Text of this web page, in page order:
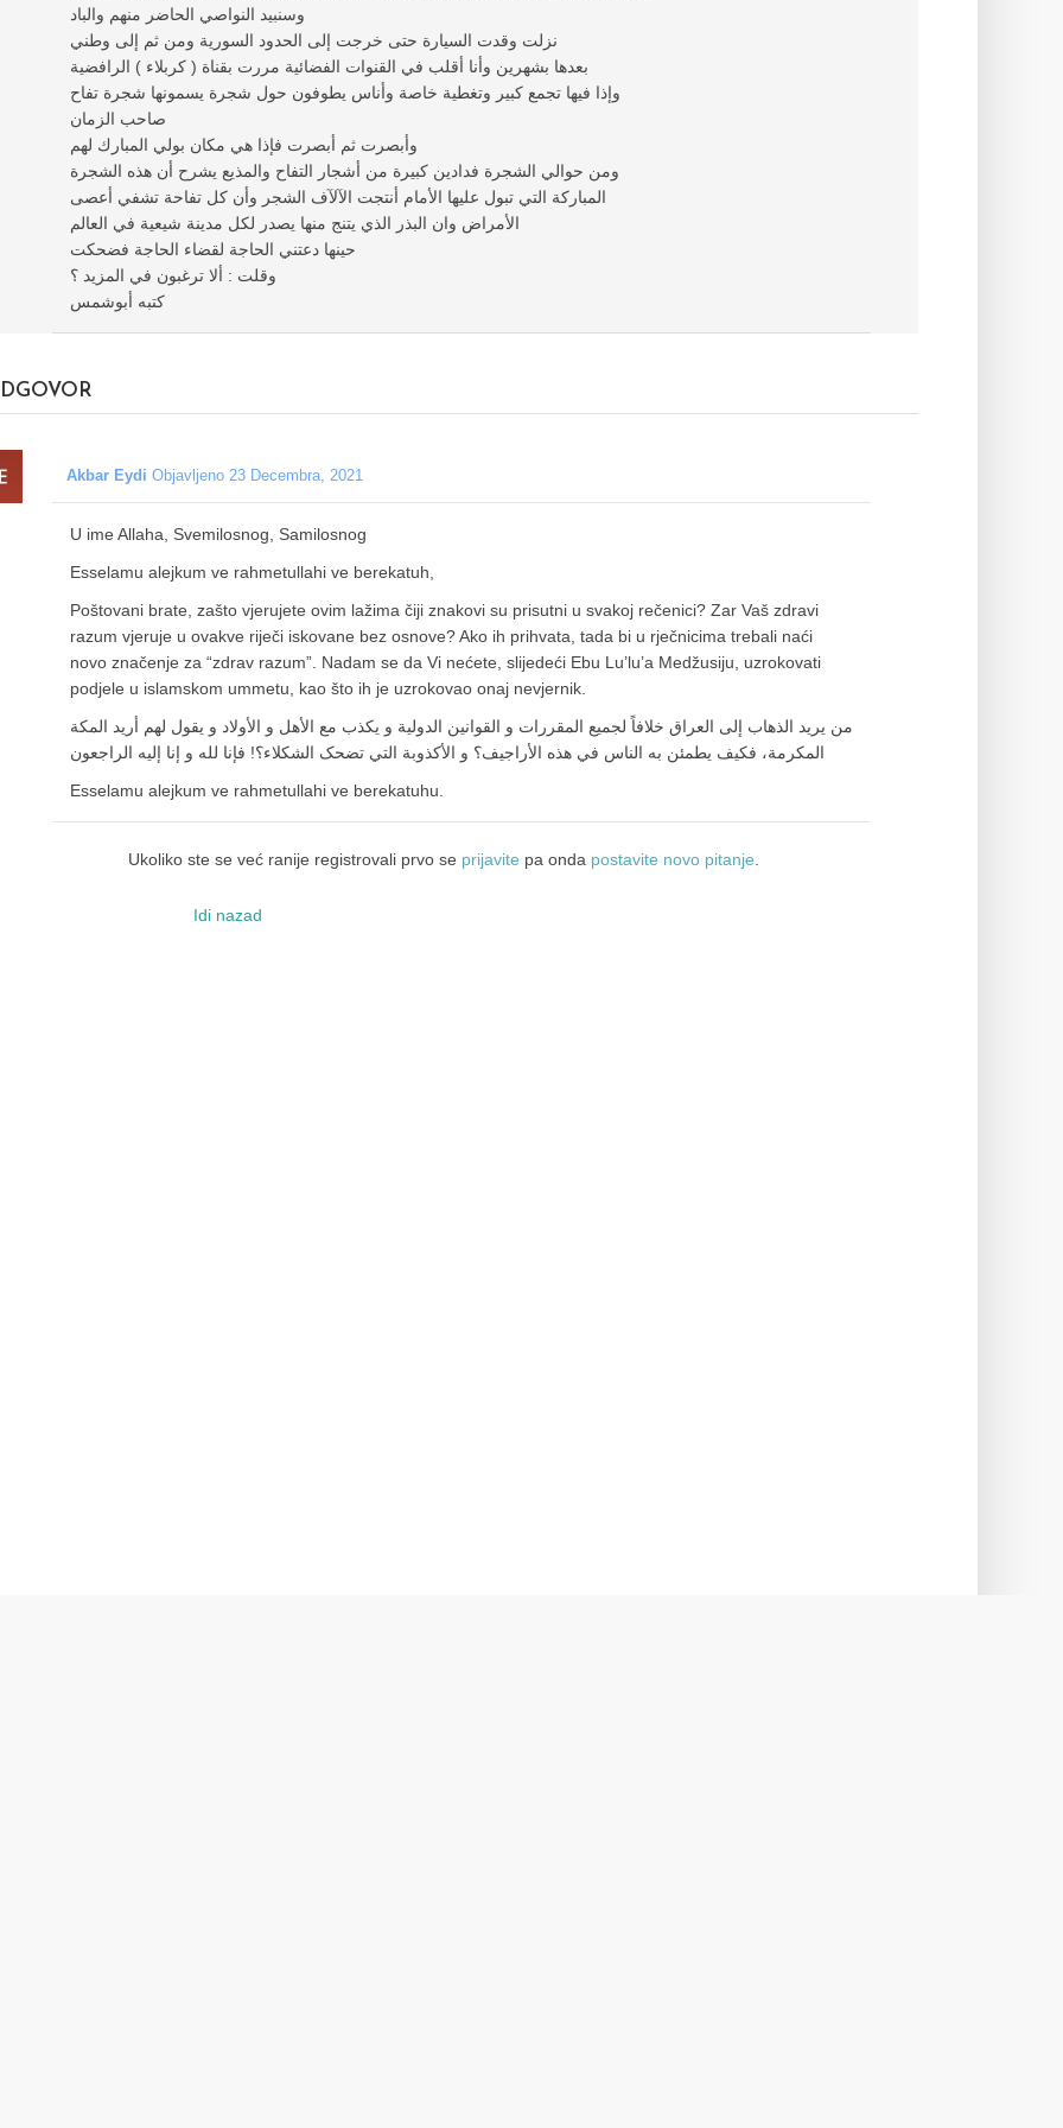
وسنبيد النواصي الحاضر منهم والباد
نزلت وقدت السيارة حتى خرجت إلى الحدود السورية ومن ثم إلى وطني
بعدها بشهرين وأنا أقلب في القنوات الفضائية مررت بقناة ( كربلاء ) الرافضية
وإذا فيها تجمع كبير وتغطية خاصة وأناس يطوفون حول شجرة يسمونها شجرة تفاح
صاحب الزمان
وأبصرت ثم أبصرت فإذا هي مكان بولي المبارك لهم
ومن حوالي الشجرة فدادين كبيرة من أشجار التفاح والمذيع يشرح أن هذه الشجرة
المباركة التي تبول عليها الأمام أنتجت الآلآف الشجر وأن كل تفاحة تشفي أعصى
الأمراض وان البذر الذي يتنج منها يصدر لكل مدينة شيعية في العالم
حينها دعتني الحاجة لقضاء الحاجة فضحكت
وقلت : ألا ترغبون في المزيد ؟
كتبه أبوشمس
Akbar Eydi Objavljeno 23 Decembra, 2021
U ime Allaha, Svemilosnog, Samilosnog
Esselamu alejkum ve rahmetullahi ve berekatuh,
Poštovani brate, zašto vjerujete ovim lažima čiji znakovi su prisutni u svakoj rečenici? Zar Vaš zdravi
razum vjeruje u ovakve riječi iskovane bez osnove? Ako ih prihvata, tada bi u rječnicima trebali naći
novo značenje za “zdrav razum”. Nadam se da Vi nećete, slijedeći Ebu Lu’lu’a Medžusiju, uzrokovati
podjele u islamskom ummetu, kao što ih je uzrokovao onaj nevjernik.
من يريد الذهاب إلی العراق خلافاً لجميع المقررات و القوانين الدولية و يکذب مع الأهل و الأولاد و يقول لهم أريد المکة
المکرمة، فکيف يطمئن به الناس في هذه الأراجيف؟ و الأکذوبة التي تضحک الشکلاء؟! فإنا لله و إنا إليه الراجعون
Esselamu alejkum ve rahmetullahi ve berekatuhu.
Ukoliko ste se već ranije registrovali prvo se prijavite pa onda postavite novo pitanje.
Idi nazad